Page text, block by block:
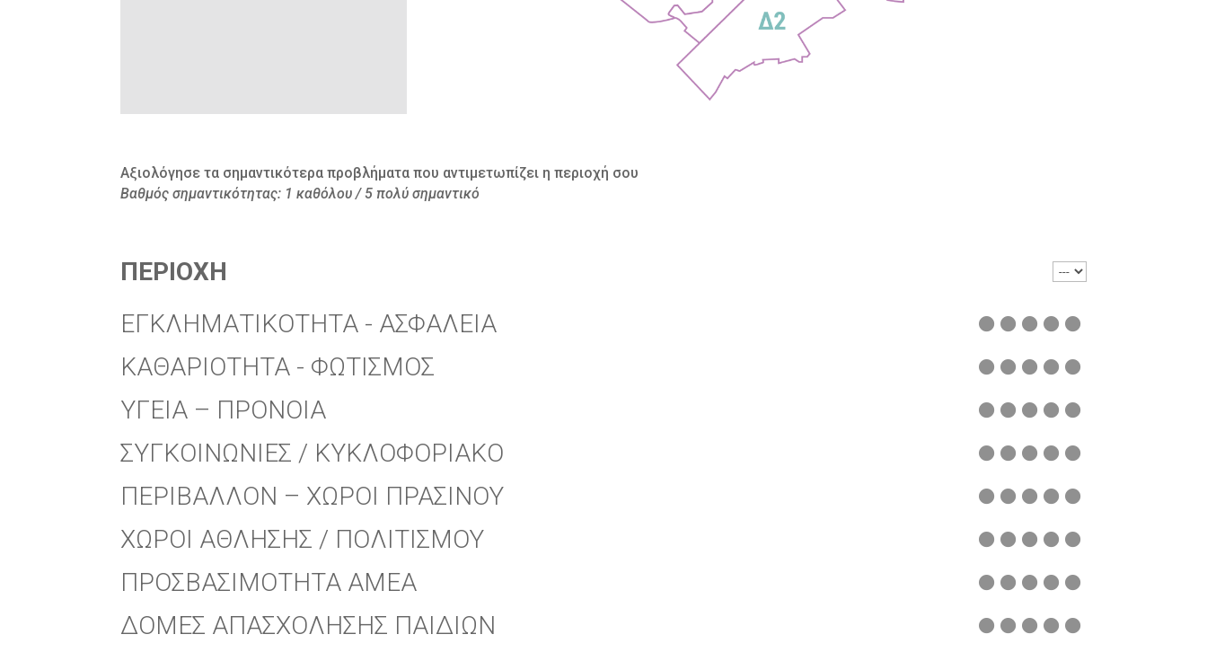
Αξιολόγησε τα σημαντικότερα προβλήματα που αντιμετωπίζει η περιοχή σου
Βαθμός σημαντικότητας: 1 καθόλου / 5 πολύ σημαντικό
ΠΕΡΙΟΧΗ
ΕΓΚΛΗΜΑΤΙΚΟΤΗΤΑ - ΑΣΦΑΛΕΙΑ
ΚΑΘΑΡΙΟΤΗΤΑ - ΦΩΤΙΣΜΟΣ
ΥΓΕΙΑ – ΠΡΟΝΟΙΑ
ΣΥΓΚΟΙΝΩΝΙΕΣ / ΚΥΚΛΟΦΟΡΙΑΚΟ
ΠΕΡΙΒΑΛΛΟΝ – ΧΩΡΟΙ ΠΡΑΣΙΝΟΥ
ΧΩΡΟΙ ΑΘΛΗΣΗΣ / ΠΟΛΙΤΙΣΜΟΥ
ΠΡΟΣΒΑΣΙΜΟΤΗΤΑ ΑΜΕΑ
ΔΟΜΕΣ ΑΠΑΣΧΟΛΗΣΗΣ ΠΑΙΔΙΩΝ